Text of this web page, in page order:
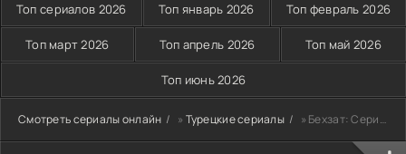
Топ сериалов 2026 Топ январь 2026 Топ февраль 2026
Топ март 2026 Топ апрель 2026 Топ май 2026
Топ июнь 2026
Смотреть сериалы онлайн » Турецкие сериалы » Бехзат: Серийные преступления в Анкаре (2010)